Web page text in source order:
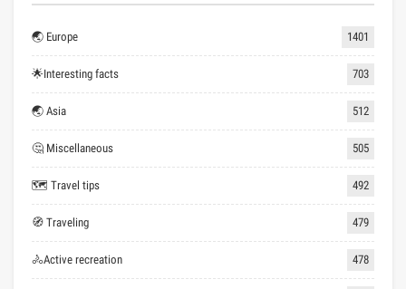
🌏 Europe 1401
🌟Interesting facts 703
🌏 Asia 512
🤔 Miscellaneous 505
🗺 Travel tips 492
🧭 Traveling 479
🚴Active recreation 478